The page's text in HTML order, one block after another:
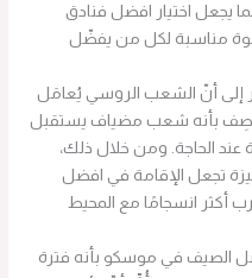
يجعل اختيار افضل فنادق
مناسبة لكل من يفضّل
إلى أنّ الشعب الروسي يُعامَل
وُصِف بأنه شعب مضياف يستقبل
عند الحاجة. ومن خلال ذلك،
تجعل الإقامة في افضل
أكثر انسجامًا مع المحيط
الصيف في موسكو بأنه فترة